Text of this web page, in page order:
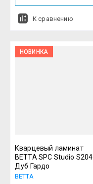
К сравнению
НОВИНКА
Кварцевый ламинат
BETTA SPC Studio S204
Дуб Гардо
BETTA